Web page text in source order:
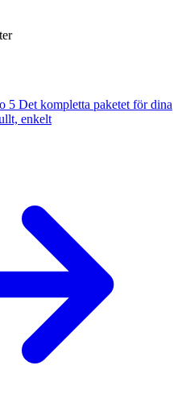
5 Det kompletta paketet för dina
enkelt